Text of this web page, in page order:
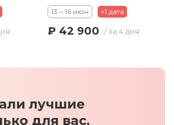
13 – 16 июн +1 дата
₽ 42 900 / за 4 дня
лучшие
для вас.